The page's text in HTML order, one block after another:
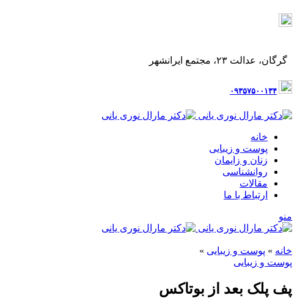
گرگان، عدالت ۲۳، مجتمع ایرانشهر
۰۹۳۵۷۵۰۰۱۳۴
خانه
پوست و زیبایی
زنان و زایمان
روانشناسی
مقالات
ارتباط با ما
منو
خانه » پوست و زیبایی »
پوست و زیبایی
پف پلک بعد از بوتاکس